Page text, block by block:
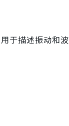
于描述振动和波